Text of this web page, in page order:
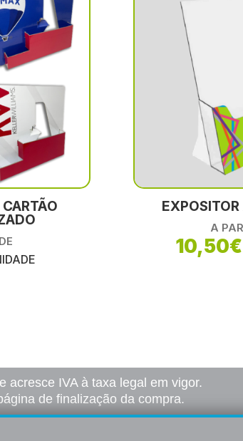
A
10,50€
acresce IVA à taxa legal em vigor.
de finalização da compra.